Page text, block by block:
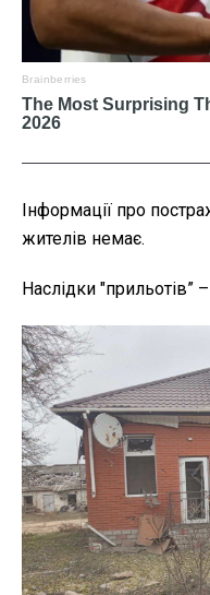
Інформації про
жителів немає.
Наслідки "прильотів”